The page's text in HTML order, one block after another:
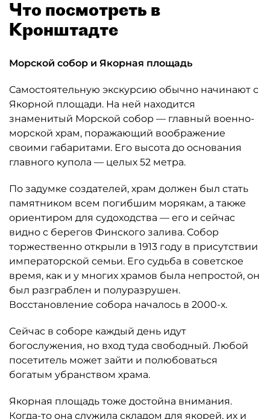
Что посмотреть в
Кронштадте
Морской собор и Якорная площадь
Самостоятельную экскурсию обычно начинают с
Якорной площади. На ней находится
знаменитый Морской собор — главный военно-
морской храм, поражающий воображение
своими габаритами. Его высота до основания
главного купола — целых 52 метра.
По задумке создателей, храм должен был стать
памятником всем погибшим морякам, а также
ориентиром для судоходства — его и сейчас
видно с берегов Финского залива. Собор
торжественно открыли в 1913 году в присутствии
императорской семьи. Его судьба в советское
время, как и у многих храмов была непростой, он
был разграблен и полуразрушен.
Восстановление собора началось в 2000-х.
Сейчас в соборе каждый день идут
богослужения, но вход туда свободный. Любой
посетитель может зайти и полюбоваться
богатым убранством храма.
Якорная площадь тоже достойна внимания.
Когда-то она служила складом для якорей, их и